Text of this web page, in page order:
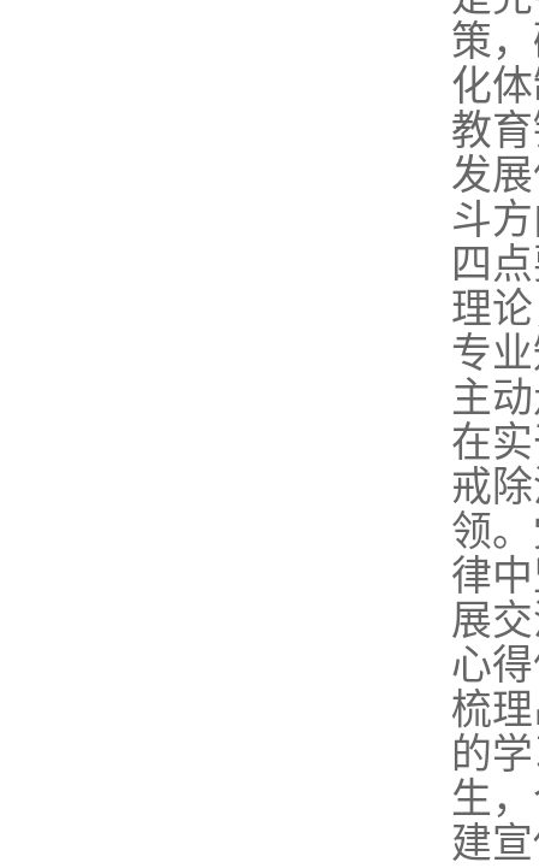
策
化
教
发
斗
四
理
专
主
在
戒
领
律
展
心
梳
的
生
建